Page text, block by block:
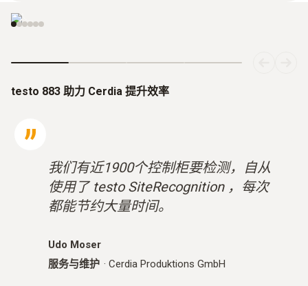
testo 883 助力 Cerdia 提升效率
我们有近1900个控制柜要检测，自从
使用了 testo SiteRecognition ，每次
都能节约大量时间。
Udo Moser
服务与维护 · Cerdia Produktions GmbH